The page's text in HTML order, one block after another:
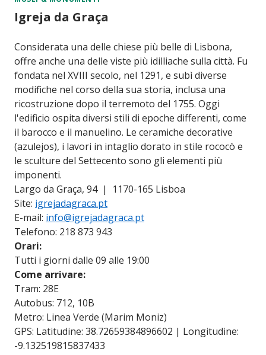
Igreja da Graça
Considerata una delle chiese più belle di Lisbona,
offre anche una delle viste più idilliache sulla città. Fu
fondata nel XVIII secolo, nel 1291, e subì diverse
modifiche nel corso della sua storia, inclusa una
ricostruzione dopo il terremoto del 1755. Oggi
l'edificio ospita diversi stili di epoche differenti, come
il barocco e il manuelino. Le ceramiche decorative
(azulejos), i lavori in intaglio dorato in stile rococò e
le sculture del Settecento sono gli elementi più
imponenti.
Largo da Graça, 94 | 1170-165 Lisboa
Site: igrejadagraca.pt
E-mail: info@igrejadagraca.pt
Telefono: 218 873 943
Orari:
Tutti i giorni dalle 09 alle 19:00
Come arrivare:
Tram: 28E
Autobus: 712, 10B
Metro: Linea Verde (Marim Moniz)
GPS: Latitudine: 38.72659384896602 | Longitudine:
-9.132519815837433